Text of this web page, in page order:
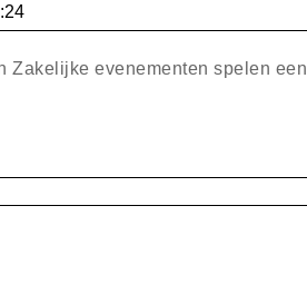
Zakelijke evenementen spelen een